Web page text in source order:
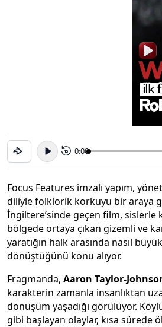
15 0:00
Focus Features imzalı yapım,
diliyle folklorik korkuyu bir araya
İngiltere’sinde geçen film, sislerle
bölgede ortaya çıkan gizemli ve
yaratığın halk arasında nasıl
dönüştüğünü konu alıyor.
Fragmanda, Aaron Taylor-
karakterin zamanla insanlıktan
dönüşüm yaşadığı görülüyor.
gibi başlayan olaylar, kısa sürede